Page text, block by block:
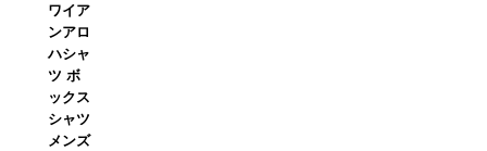
ワイア
ンアロ
ハシャ
ツ ボ
ックス
シャツ
メンズ